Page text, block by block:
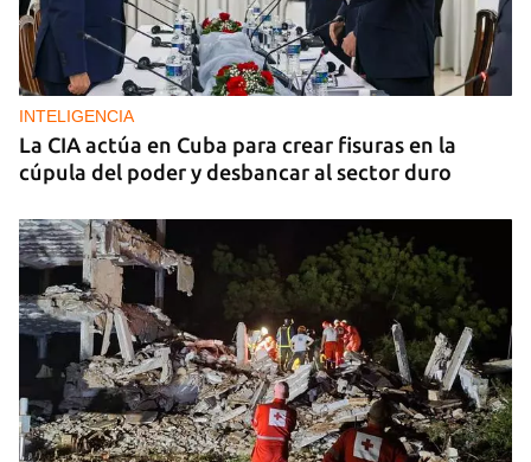
INTELIGENCIA
La CIA actúa en Cuba para crear fisuras en la
cúpula del poder y desbancar al sector duro